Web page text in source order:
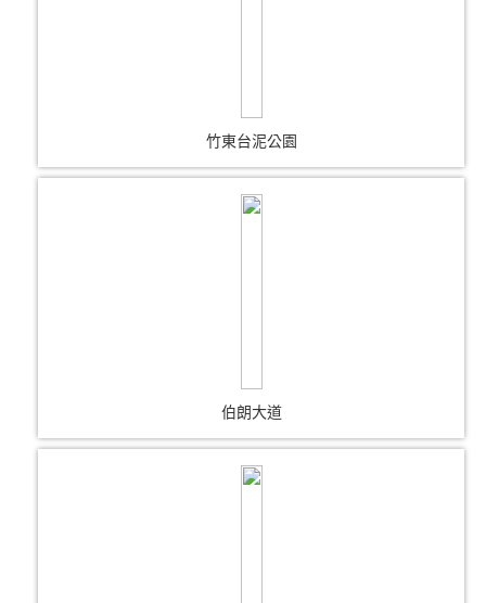
竹東台泥公園
伯朗大道